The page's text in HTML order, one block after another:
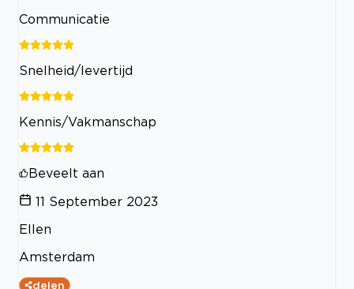
Communicatie
Snelheid/levertijd
Kennis/Vakmanschap
Beveelt aan
11 September 2023
Ellen
Amsterdam
delen